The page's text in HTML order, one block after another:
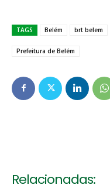
TAGS Belém brt belem
Prefeitura de Belém
Relacionadas: